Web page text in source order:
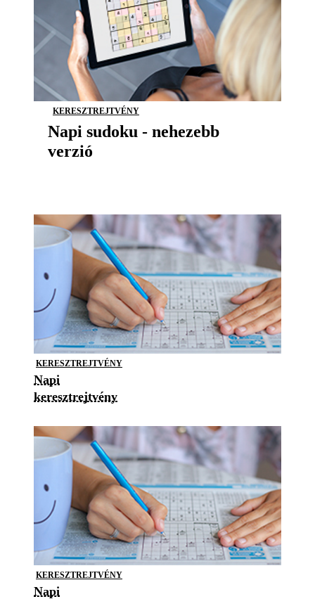
KERESZTREJTVÉNY
Napi sudoku - nehezebb
verzió
KERESZTREJTVÉNY
Napi
keresztrejtvény
KERESZTREJTVÉNY
Napi